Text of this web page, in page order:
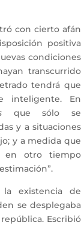
con cierto afán
positiva
condiciones
transcurrido
tendrá que
inteligente. En
que sólo se
y a situaciones
y a medida que
en otro tiempo
existencia de
se desplegaba
Escribió